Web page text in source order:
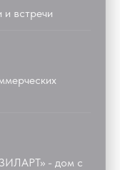
и встречи
- дом с